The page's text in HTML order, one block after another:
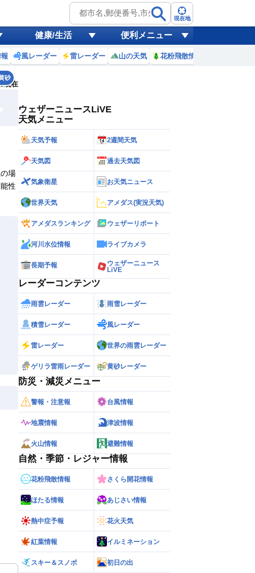
現在地
健康/生活 便利メニュー
風レーダー 雷レーダー 山の天気 花粉飛散情報
現在
砂
風
黄砂
天気 台風
場
性
ウェザーニュースLiVE
天気メニュー
天気予報 2週間天気
天気図 過去天気図
気象衛星 お天気ニュース
世界天気 アメダス(実況天気)
アメダスランキング ウェザーリポート
河川水位情報 ライブカメラ
長期予報
ウェザーニュース
LiVE
レーダーコンテンツ
雨雲レーダー 雨雪レーダー
積雪レーダー 風レーダー
雷レーダー 世界の雨雲レーダー
ゲリラ雷雨レーダー 黄砂レーダー
防災・減災メニュー
警報・注意報 台風情報
地震情報 津波情報
火山情報 避難情報
自然・季節・レジャー情報
花粉飛散情報 さくら開花情報
ほたる情報 あじさい情報
熱中症予報 花火天気
紅葉情報 イルミネーション
スキー＆スノボ 初日の出